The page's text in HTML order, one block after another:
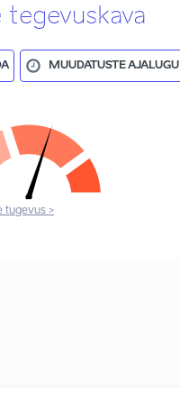
MUUDATUSTE AJALUGU
tugevus >